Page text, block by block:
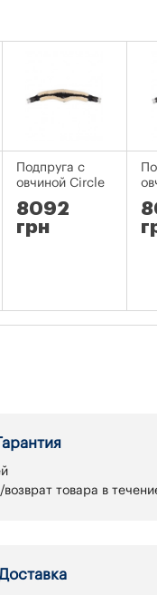
Подпруга с
овчиной Circle
8092
грн
товара в